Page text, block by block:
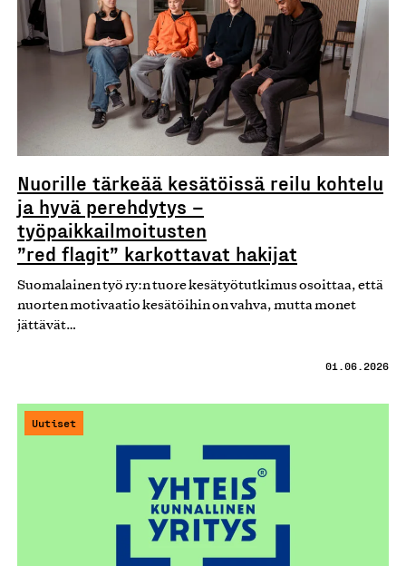
Nuorille tärkeää kesätöissä reilu kohtelu
ja hyvä perehdytys –
työpaikkailmoitusten
”red flagit” karkottavat hakijat
Suomalainen työ ry:n tuore kesätyötutkimus osoittaa, että
nuorten motivaatio kesätöihin on vahva, mutta monet
jättävät…
01.06.2026
Uutiset